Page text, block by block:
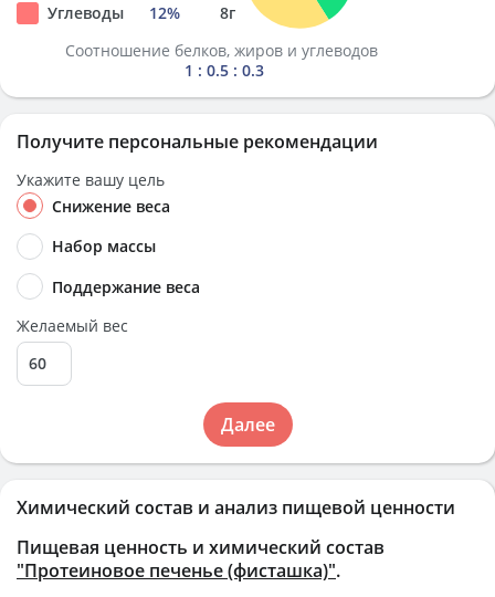
Химический состав и анализ пищевой ценности
Пищевая ценность и химический состав
"Протеиновое печенье (фисташка)".
Углеводы
12% 8г
Соотношение белков, жиров и углеводов
1 : 0.5 : 0.3
Получите персональные рекомендации
Укажите вашу цель
Снижение веса
Набор массы
Поддержание веса
Желаемый вес
Далее